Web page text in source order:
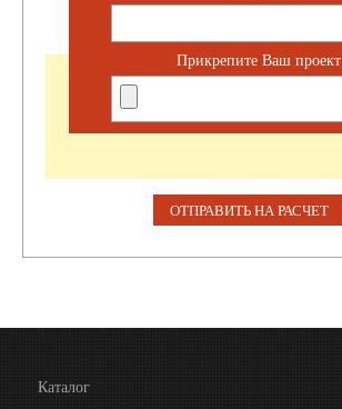
Прикрепите Ваш проект
Каталог